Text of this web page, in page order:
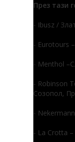
През тази
- Ibusz /
- Eurotours
- Menthol
- Robinson
Созопол,
-
- La Crotta